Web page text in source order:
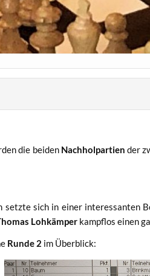
die beiden Nachholpartien der
setzte sich in einer interessanten
Lohkämper kampflos einen
Runde 2 im Überblick: